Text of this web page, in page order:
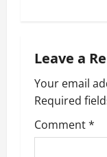
v
i
g
Leave a
Your email
Required
Comment*